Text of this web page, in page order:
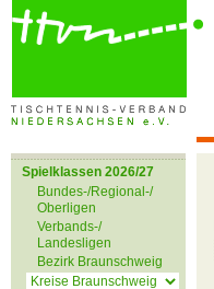
Spielklassen 2026/27
Bundes-/Regional-/
Oberligen
Verbands-/
Landesligen
Bezirk Braunschweig